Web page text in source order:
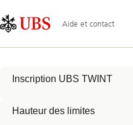
Links
Area
Aide et contact
Inscription UBS TWINT
Hauteur des limites